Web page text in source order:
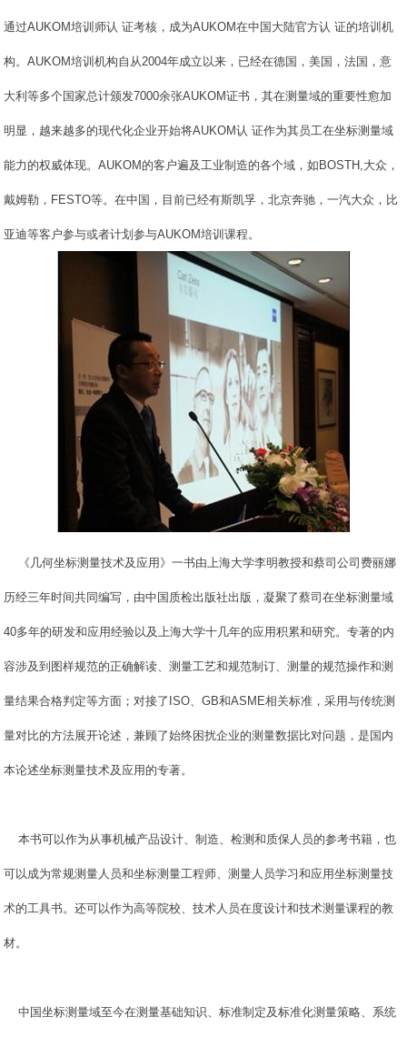
通过AUKOM培训师认 证考核，成为AUKOM在中国大陆官方认 证的培训机
构。AUKOM培训机构自从2004年成立以来，已经在德国，美国，法国，意
大利等多个国家总计颁发7000余张AUKOM证书，其在测量域的重要性愈加
明显，越来越多的现代化企业开始将AUKOM认 证作为其员工在坐标测量域
能力的权威体现。AUKOM的客户遍及工业制造的各个域，如BOSTH,大众，
戴姆勒，FESTO等。在中国，目前已经有斯凯孚，北京奔驰，一汽大众，比
亚迪等客户参与或者计划参与AUKOM培训课程。
《几何坐标测量技术及应用》一书由上海大学李明教授和蔡司公司费丽娜
历经三年时间共同编写，由中国质检出版社出版，凝聚了蔡司在坐标测量域
40多年的研发和应用经验以及上海大学十几年的应用积累和研究。专著的内
容涉及到图样规范的正确解读、测量工艺和规范制订、测量的规范操作和测
量结果合格判定等方面；对接了ISO、GB和ASME相关标准，采用与传统测
量对比的方法展开论述，兼顾了始终困扰企业的测量数据比对问题，是国内
本论述坐标测量技术及应用的专著。
本书可以作为从事机械产品设计、制造、检测和质保人员的参考书籍，也
可以成为常规测量人员和坐标测量工程师、测量人员学习和应用坐标测量技
术的工具书。还可以作为高等院校、技术人员在度设计和技术测量课程的教
材。
中国坐标测量域至今在测量基础知识、标准制定及标准化测量策略、系统